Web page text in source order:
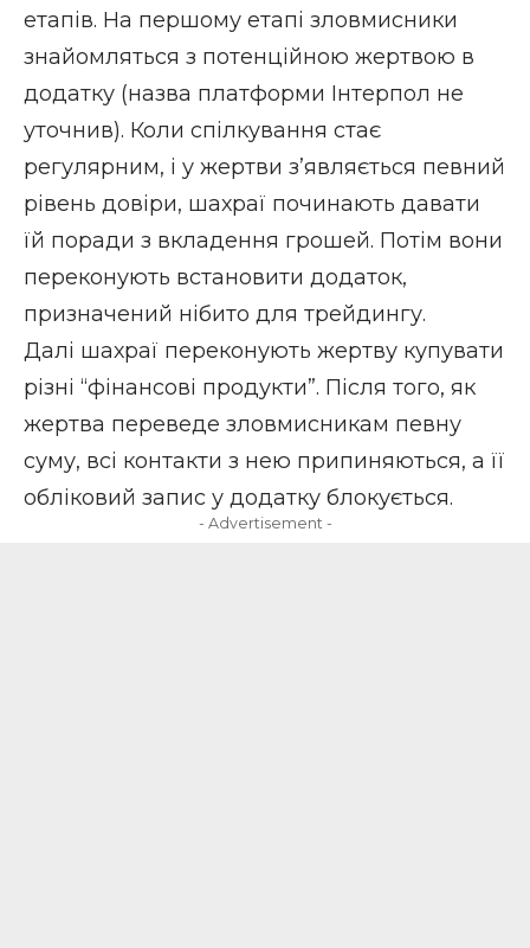
етапів. На першому етапі зловмисники
знайомляться з потенційною жертвою в
додатку (назва платформи Інтерпол не
уточнив). Коли спілкування стає
регулярним, і у жертви з’являється певний
рівень довіри, шахраї починають давати
їй поради з вкладення грошей. Потім вони
переконують встановити додаток,
призначений нібито для трейдингу.
Далі шахраї переконують жертву купувати
різні “фінансові продукти”. Після того, як
жертва переведе зловмисникам певну
суму, всі контакти з нею припиняються, а її
обліковий запис у додатку блокується.
- Advertisement -